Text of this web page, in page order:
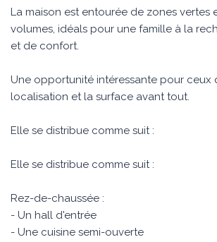
La maison est entourée de zones vertes
volumes, idéals pour une famille à la
et de confort.
Une opportunité intéressante pour ceux
localisation et la surface avant tout.
Elle se distribue comme suit :
Elle se distribue comme suit :
Rez-de-chaussée :
- Un hall d'entrée
- Une cuisine semi-ouverte